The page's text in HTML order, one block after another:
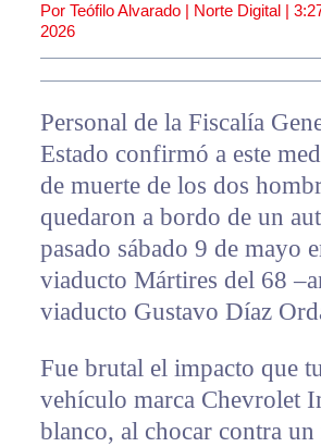
Por Teófilo Alvarado | Norte Digital |
2026
Personal de la Fiscalía
Estado confirmó a este
de muerte de los dos
quedaron a bordo de un
pasado sábado 9 de mayo
viaducto Mártires del 68
viaducto Gustavo Díaz
Fue brutal el impacto que
vehículo marca Chevrolet
blanco, al chocar contra